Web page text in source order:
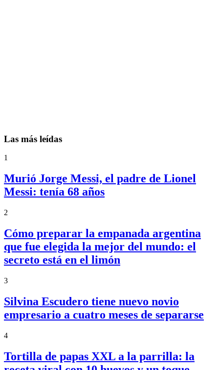
Las más leídas
1
Murió Jorge Messi, el padre de Lionel
Messi: tenía 68 años
2
Cómo preparar la empanada argentina
que fue elegida la mejor del mundo: el
secreto está en el limón
3
Silvina Escudero tiene nuevo novio
empresario a cuatro meses de separarse
4
Tortilla de papas XXL a la parrilla: la